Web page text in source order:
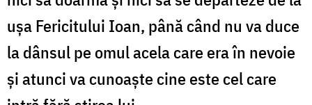
ușa Fericitului Ioan, până când nu va duce
la dânsul pe omul acela care era în nevoie
și atunci va cunoaște cine este cel care